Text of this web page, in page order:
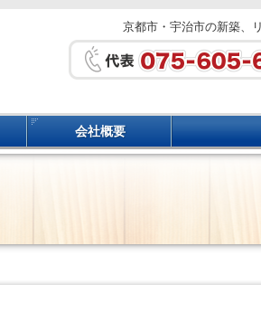
京都市・宇治市の新築、
会社概要